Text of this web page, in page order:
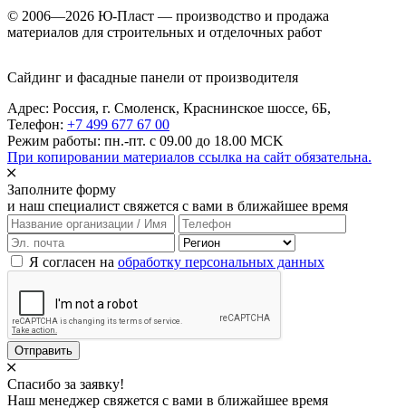
© 2006—2026 Ю-Пласт — производство и продажа
материалов для строительных и отделочных работ
Сайдинг и фасадные панели от производителя
Адрес: Россия, г. Смоленск, Краснинское шоссе, 6Б,
Телефон: +7 499 677 67 00
Режим работы: пн.-пт. с 09.00 до 18.00 MCK
При копировании материалов ссылка на сайт обязательна.
Заполните форму
и наш специалист свяжется с вами в ближайшее время
Я согласен на обработку персональных данных
Отправить
Спасибо за заявку!
Наш менеджер свяжется с вами в ближайшее время